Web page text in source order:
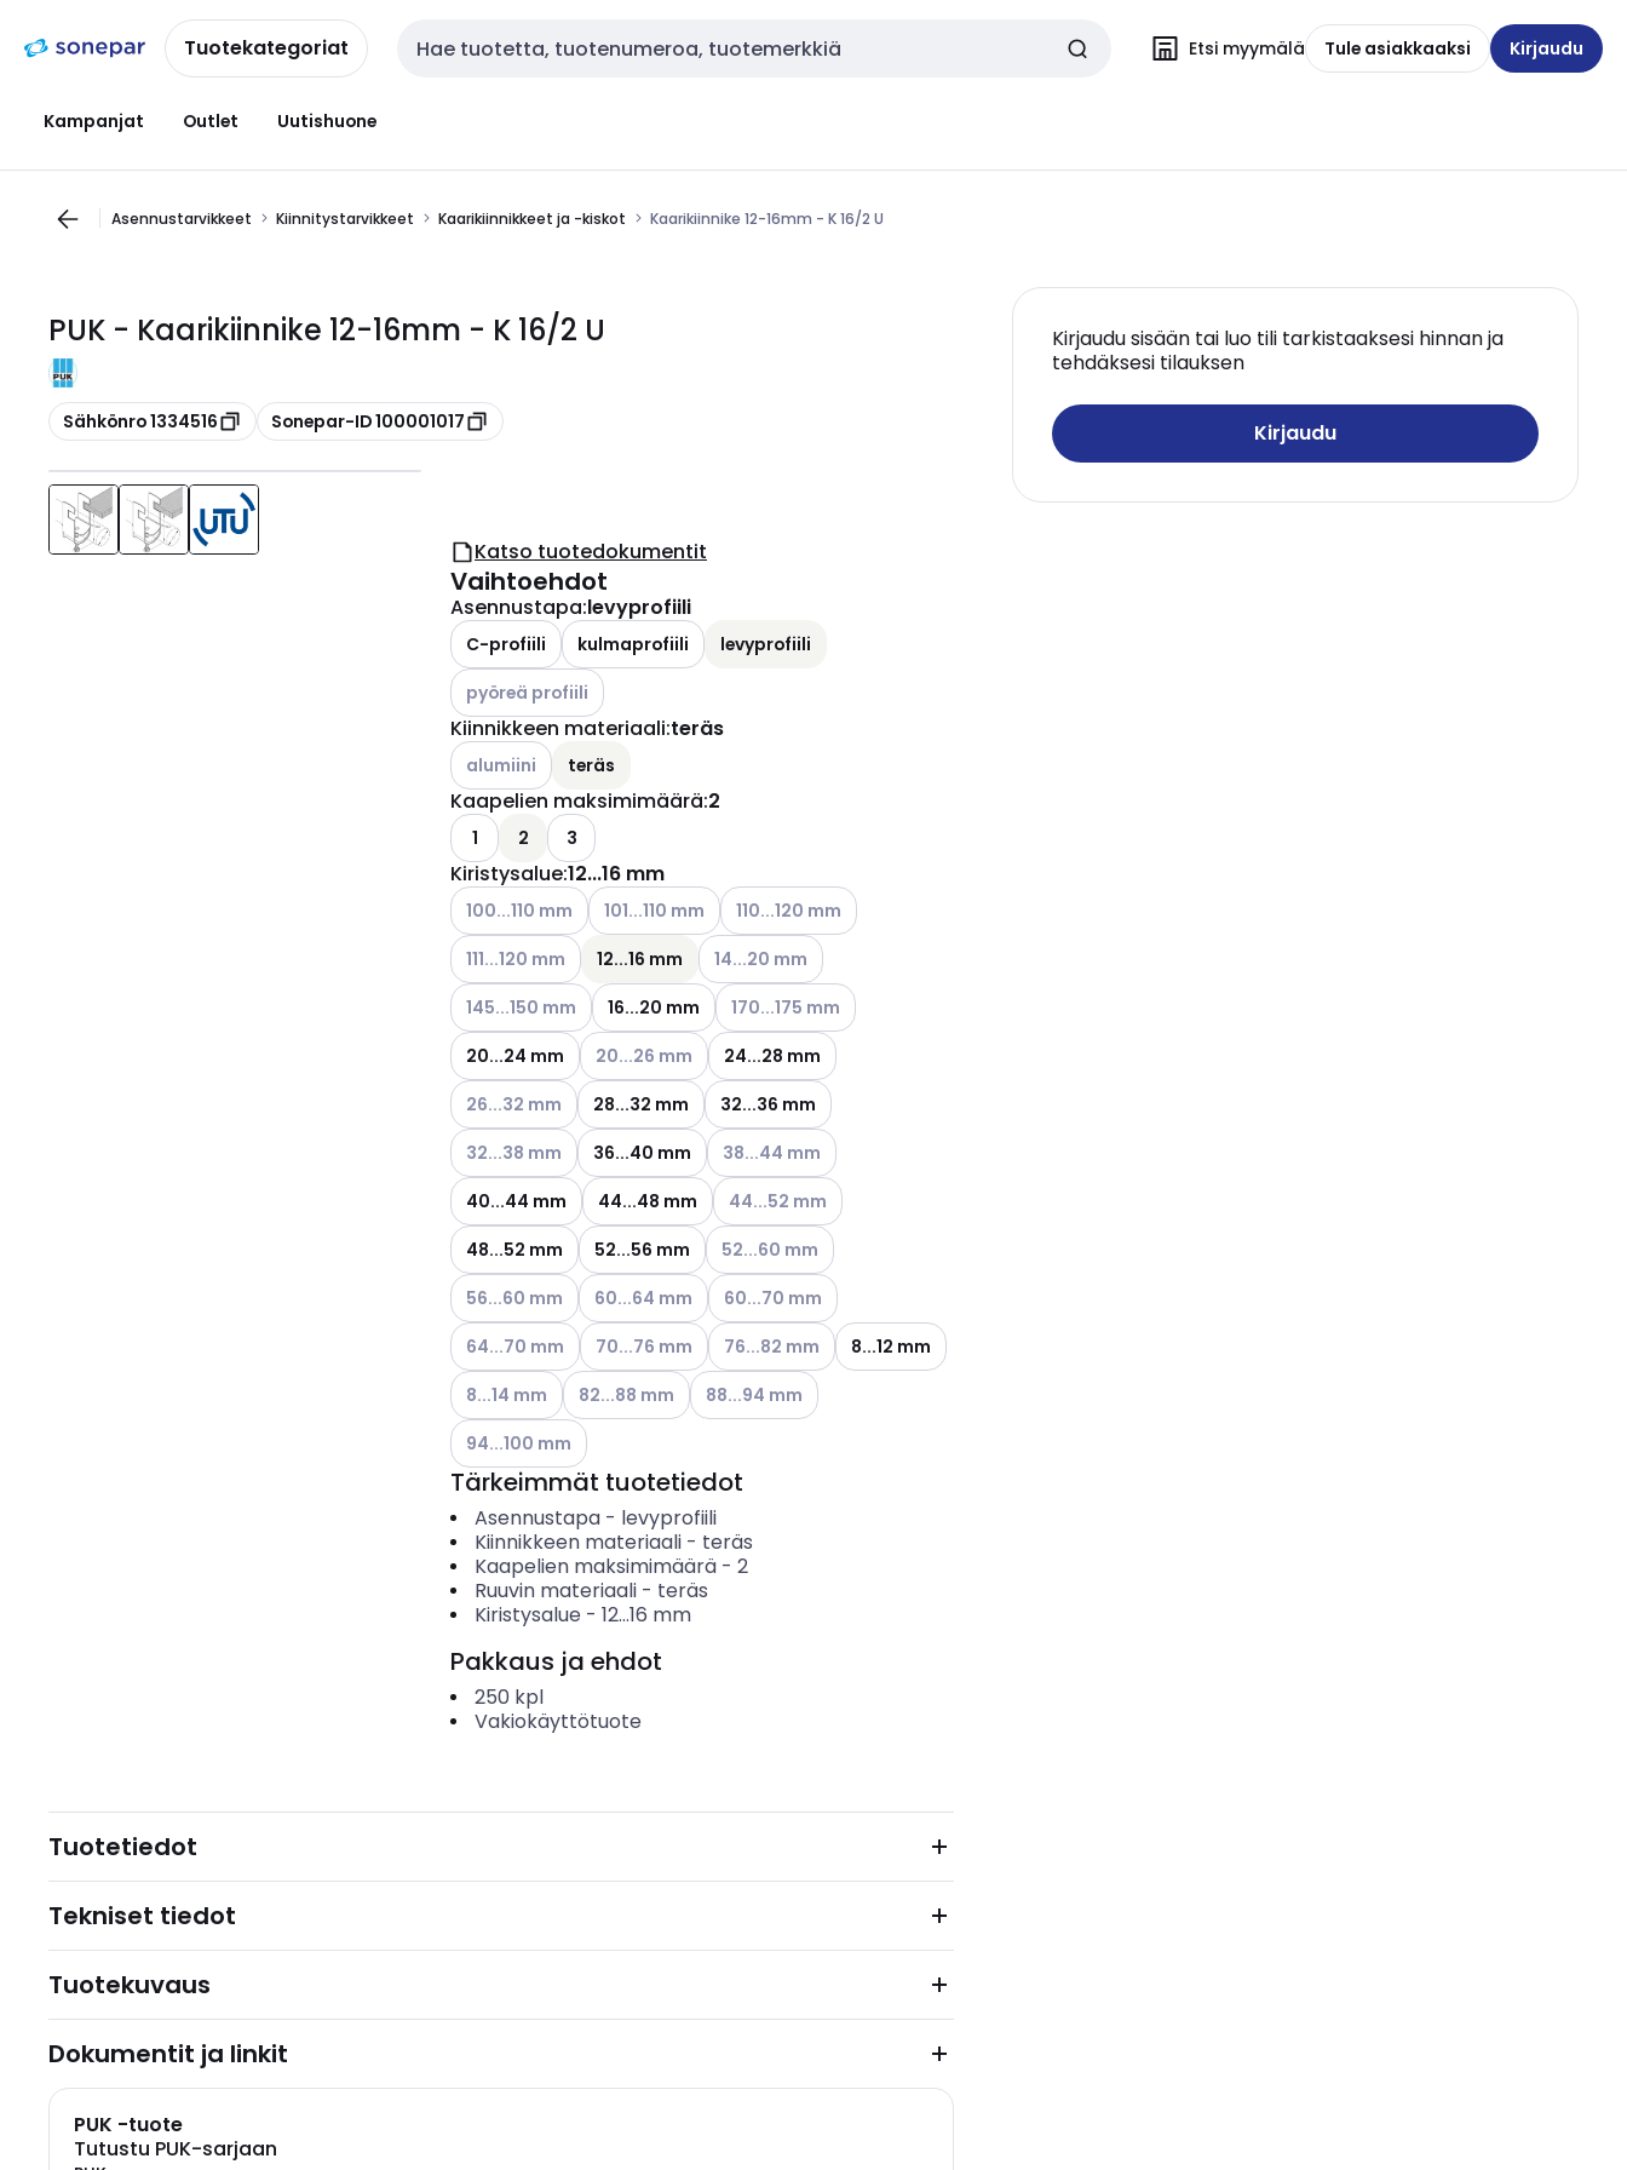
navigointiinsisältöönTuotekategoriat Haku Etsi myymälä Tule asiakkaaksi Kirjaudu
Kampanjat Outlet Uutishuone
Asennustarvikkeet Kiinnitystarvikkeet Kaarikiinnikkeet ja -kiskot Kaarikiinnike 12-16mm - K 16/2 U
PUK - Kaarikiinnike 12-16mm - K 16/2 U
Kopioi
Sähkönro 1334516 Kopioi
Sonepar-ID 100001017
Kirjaudu sisään tai luo tili tarkistaaksesi hinnan ja
tehdäksesi tilauksen
Kirjaudu
Katso tuotedokumentit
Vaihtoehdot
Asennustapa:levyprofiili
C-profiili kulmaprofiili
levyprofiili
Katso käytettävissä olevat vaihtoehdot
pyöreä profiili
Kiinnikkeen materiaali:teräs
Katso käytettävissä olevat vaihtoehdot
alumiini teräs
Kaapelien maksimimäärä:2
1 2 3
Kiristysalue:12...16 mm
Katso käytettävissä olevat vaihtoehdot
100...110 mm Katso käytettävissä olevat vaihtoehdot
101...110 mm Katso käytettävissä olevat vaihtoehdot
110...120 mm
Katso käytettävissä olevat vaihtoehdot
111...120 mm 12...16 mm Katso käytettävissä olevat vaihtoehdot
14...20 mm
Katso käytettävissä olevat vaihtoehdot
145...150 mm 16...20 mm Katso käytettävissä olevat vaihtoehdot
170...175 mm
20...24 mm
Katso käytettävissä olevat vaihtoehdot
20...26 mm
24...28 mm
Katso käytettävissä olevat vaihtoehdot
26...32 mm 28...32 mm
32...36 mm
Katso käytettävissä olevat vaihtoehdot
32...38 mm 36...40 mm Katso käytettävissä olevat vaihtoehdot
38...44 mm
40...44 mm
44...48 mm Katso käytettävissä olevat vaihtoehdot
44...52 mm
48...52 mm
52...56 mm Katso käytettävissä olevat vaihtoehdot
52...60 mm
Katso käytettävissä olevat vaihtoehdot
56...60 mm Katso käytettävissä olevat vaihtoehdot
60...64 mm Katso käytettävissä olevat vaihtoehdot
60...70 mm
Katso käytettävissä olevat vaihtoehdot
64...70 mm Katso käytettävissä olevat vaihtoehdot
70...76 mm Katso käytettävissä olevat vaihtoehdot
76...82 mm
8...12 mm
Katso käytettävissä olevat vaihtoehdot
8...14 mm Katso käytettävissä olevat vaihtoehdot
82...88 mm Katso käytettävissä olevat vaihtoehdot
88...94 mm
Katso käytettävissä olevat vaihtoehdot
94...100 mm
Tärkeimmät tuotetiedot
Asennustapa- levyprofiili
Kiinnikkeen materiaali- teräs
Kaapelien maksimimäärä- 2
Ruuvin materiaali- teräs
Kiristysalue - 12...16 mm
Pakkaus ja ehdot
250 kpl
Vakiokäyttötuote
Tuotetiedot
Tekniset tiedot
Tuotekuvaus
Dokumentit ja linkit
PUK -tuote
Tutustu PUK-sarjaan